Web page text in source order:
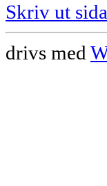
Skriv ut
drivs med